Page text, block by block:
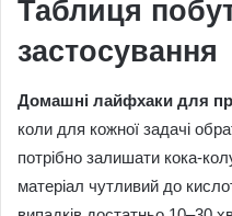
Таблиця
застосування
Домашні лайфхаки для
коли для кожної задачі
потрібно залишати кока-
матеріал чутливий до